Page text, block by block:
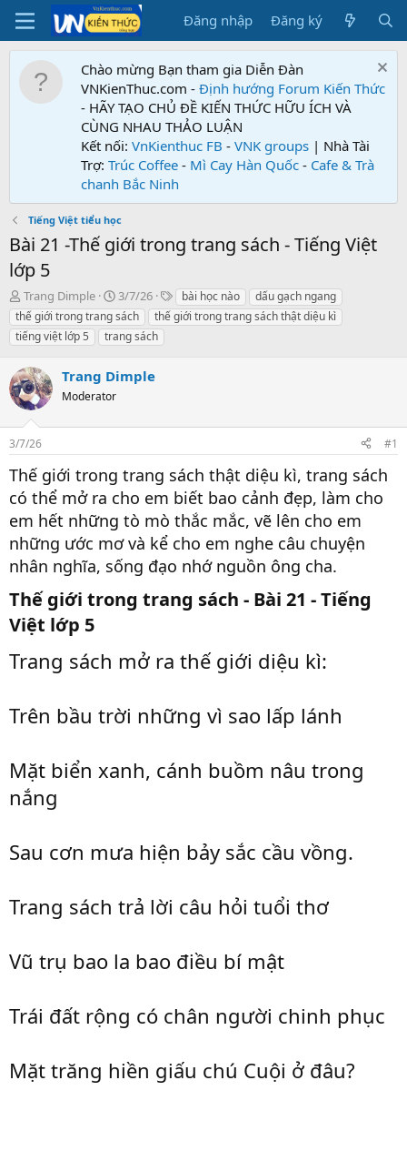
Đăng nhập Đăng ký
Chào mừng Bạn tham gia Diễn Đàn
VNKienThuc.com - Định hướng Forum Kiến Thức
- HÃY TẠO CHỦ ĐỀ KIẾN THỨC HỮU ÍCH VÀ
CÙNG NHAU THẢO LUẬN
Kết nối: VnKienthuc FB - VNK groups | Nhà Tài
Trợ: Trúc Coffee - Mì Cay Hàn Quốc - Cafe & Trà
chanh Bắc Ninh
Tiếng Việt tiểu học
Bài 21 -Thế giới trong trang sách - Tiếng Việt
lớp 5
T
h
r
e
d
s
t
a
r
t
e
r
Trang Dimple
N
g
à
y
ử
3/7/26
T
ừ
k
bài học nào
dấu gạch ngang
thế giới trong trang sách
thế giới trong trang sách thật diệu kì
tiếng việt lớp 5
trang sách
Trang Dimple
Moderator
3/7/26 #1
Thế giới trong trang sách thật diệu kì, trang sách
có thể mở ra cho em biết bao cảnh đẹp, làm cho
em hết những tò mò thắc mắc, vẽ lên cho em
những ước mơ và kể cho em nghe câu chuyện
nhân nghĩa, sống đạo nhớ nguồn ông cha.
Thế giới trong trang sách - Bài 21 - Tiếng
Việt lớp 5​
Trang sách mở ra thế giới diệu kì:
Trên bầu trời những vì sao lấp lánh
Mặt biển xanh, cánh buồm nâu trong
nắng
Sau cơn mưa hiện bảy sắc cầu vồng.
Trang sách trả lời câu hỏi tuổi thơ
Vũ trụ bao la bao điều bí mật
Trái đất rộng có chân người chinh phục
Mặt trăng hiền giấu chú Cuội ở đâu?